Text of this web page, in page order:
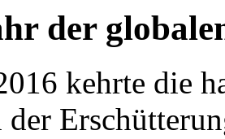
der
kehrte die
der